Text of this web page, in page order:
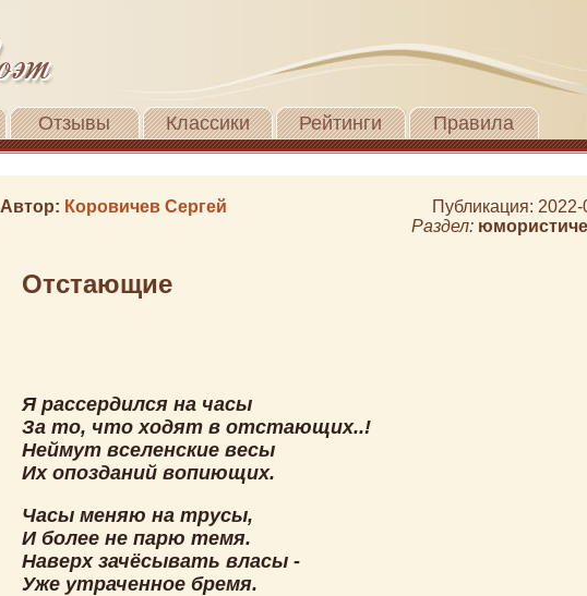
Отзывы Классики Рейтинги Правила
Автор: Коровичев Сергей
Публикация:
Раздел:
Отстающие
Я рассердился на часы
За то, что ходят в отстающих..!
Неймут вселенские весы
Их опозданий вопиющих.
Часы меняю на трусы,
И более не парю темя.
Наверх зачёсывать власы -
Уже утраченное бремя.